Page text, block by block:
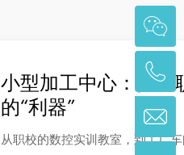
小型加工中心：打通
的“利器”
从职校的数控实训教室，到工厂